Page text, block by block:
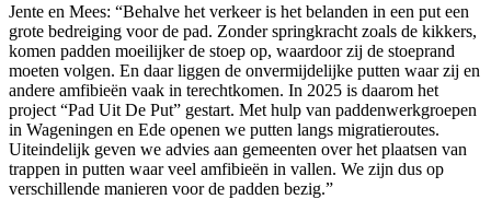
Jente en Mees: “Behalve het verkeer is het belanden in een put een
grote bedreiging voor de pad. Zonder springkracht zoals de kikkers,
komen padden moeilijker de stoep op, waardoor zij de stoeprand
moeten volgen. En daar liggen de onvermijdelijke putten waar zij en
andere amfibieën vaak in terechtkomen. In 2025 is daarom het
project “Pad Uit De Put” gestart. Met hulp van paddenwerkgroepen
in Wageningen en Ede openen we putten langs migratieroutes.
Uiteindelijk geven we advies aan gemeenten over het plaatsen van
trappen in putten waar veel amfibieën in vallen. We zijn dus op
verschillende manieren voor de padden bezig.”